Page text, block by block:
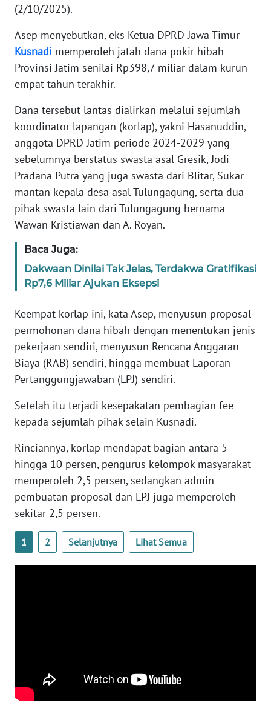
(2/10/2025).
Asep menyebutkan, eks Ketua DPRD Jawa Timur
Kusnadi memperoleh jatah dana pokir hibah
Provinsi Jatim senilai Rp398,7 miliar dalam kurun
empat tahun terakhir.
Dana tersebut lantas dialirkan melalui sejumlah
koordinator lapangan (korlap), yakni Hasanuddin,
anggota DPRD Jatim periode 2024-2029 yang
sebelumnya berstatus swasta asal Gresik, Jodi
Pradana Putra yang juga swasta dari Blitar, Sukar
mantan kepala desa asal Tulungagung, serta dua
pihak swasta lain dari Tulungagung bernama
Wawan Kristiawan dan A. Royan.
Baca Juga:
Dakwaan Dinilai Tak Jelas, Terdakwa Gratifikasi
Rp7,6 Miliar Ajukan Eksepsi
Keempat korlap ini, kata Asep, menyusun proposal
permohonan dana hibah dengan menentukan jenis
pekerjaan sendiri, menyusun Rencana Anggaran
Biaya (RAB) sendiri, hingga membuat Laporan
Pertanggungjawaban (LPJ) sendiri.
Setelah itu terjadi kesepakatan pembagian fee
kepada sejumlah pihak selain Kusnadi.
Rinciannya, korlap mendapat bagian antara 5
hingga 10 persen, pengurus kelompok masyarakat
memperoleh 2,5 persen, sedangkan admin
pembuatan proposal dan LPJ juga memperoleh
sekitar 2,5 persen.
1 2 Selanjutnya Lihat Semua
DISCLAIMER
Wahana
News
Regional
SUMUT
JAKARTA
WN
JABAR
WN
WN
NTT
WN
KEPRI
WN
PAPUA
WN
PAPUA
BARAT
WN
RIAU
WN
SERAMBI
WN
JAMBI
WN
SULTENG